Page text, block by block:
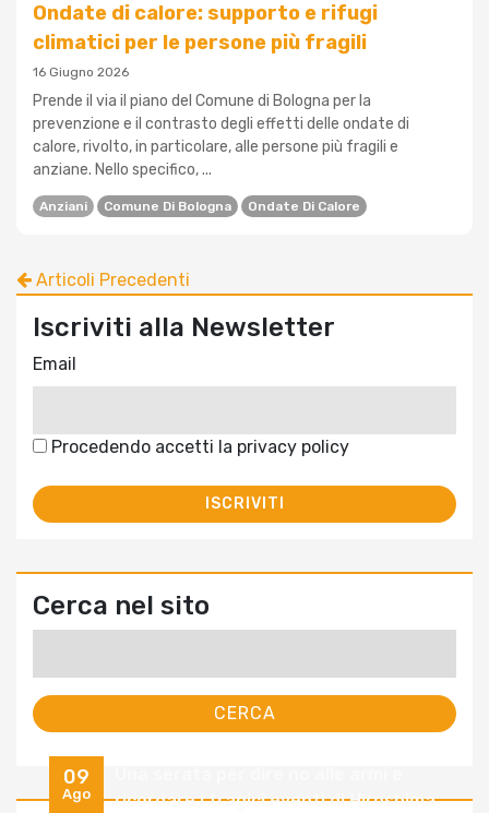
Ondate di calore: supporto e rifugi
climatici per le persone più fragili
16 Giugno 2026
Prende il via il piano del Comune di Bologna per la
prevenzione e il contrasto degli effetti delle ondate di
calore, rivolto, in particolare, alle persone più fragili e
anziane. Nello specifico, ...
Anziani Comune Di Bologna Ondate Di Calore
Articoli Precedenti
Iscriviti alla Newsletter
Email
Procedendo accetti la privacy policy
Cerca nel sito
09
Ago
ricordare i tragici eventi di Hiroshima